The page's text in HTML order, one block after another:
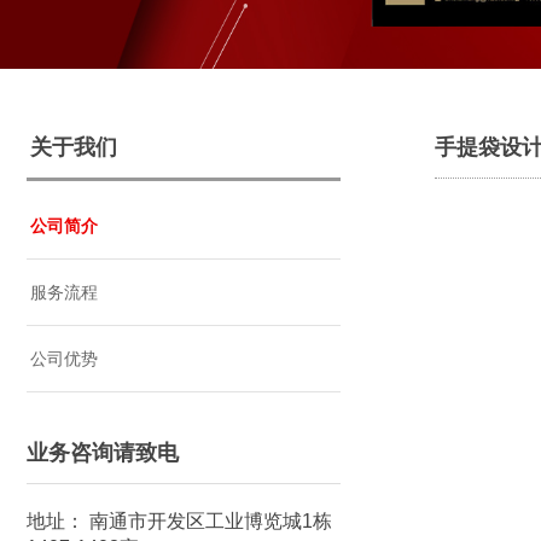
关于我们
公司简介
服务流程
公司优势
业务咨询请致电
地址： 南通市开发区工业博览城1栋
手提袋设